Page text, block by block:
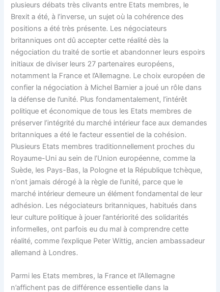
plusieurs débats très clivants entre Etats membres, le
Brexit a été, à l’inverse, un sujet où la cohérence des
positions a été très présente. Les négociateurs
britanniques ont dû accepter cette réalité dès la
négociation du traité de sortie et abandonner leurs espoirs
initiaux de diviser leurs 27 partenaires européens,
notamment la France et l’Allemagne. Le choix européen de
confier la négociation à Michel Barnier a joué un rôle dans
la défense de l’unité. Plus fondamentalement, l’intérêt
politique et économique de tous les Etats membres de
préserver l’intégrité du marché intérieur face aux demandes
britanniques a été le facteur essentiel de la cohésion.
Plusieurs Etats membres traditionnellement proches du
Royaume-Uni au sein de l’Union européenne, comme la
Suède, les Pays-Bas, la Pologne et la République tchèque,
n’ont jamais dérogé à la règle de l’unité, parce que le
marché intérieur demeure un élément fondamental de leur
adhésion. Les négociateurs britanniques, habitués dans
leur culture politique à jouer l’antériorité des solidarités
informelles, ont parfois eu du mal à comprendre cette
réalité, comme l’explique Peter Wittig, ancien ambassadeur
allemand à Londres.
Parmi les Etats membres, la France et l’Allemagne
n’affichent pas de différence essentielle dans la